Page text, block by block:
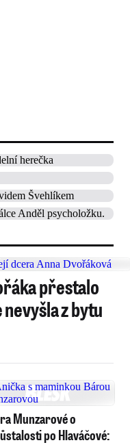
přestalo
z bytu
Munzarové o
po Hlaváčové: